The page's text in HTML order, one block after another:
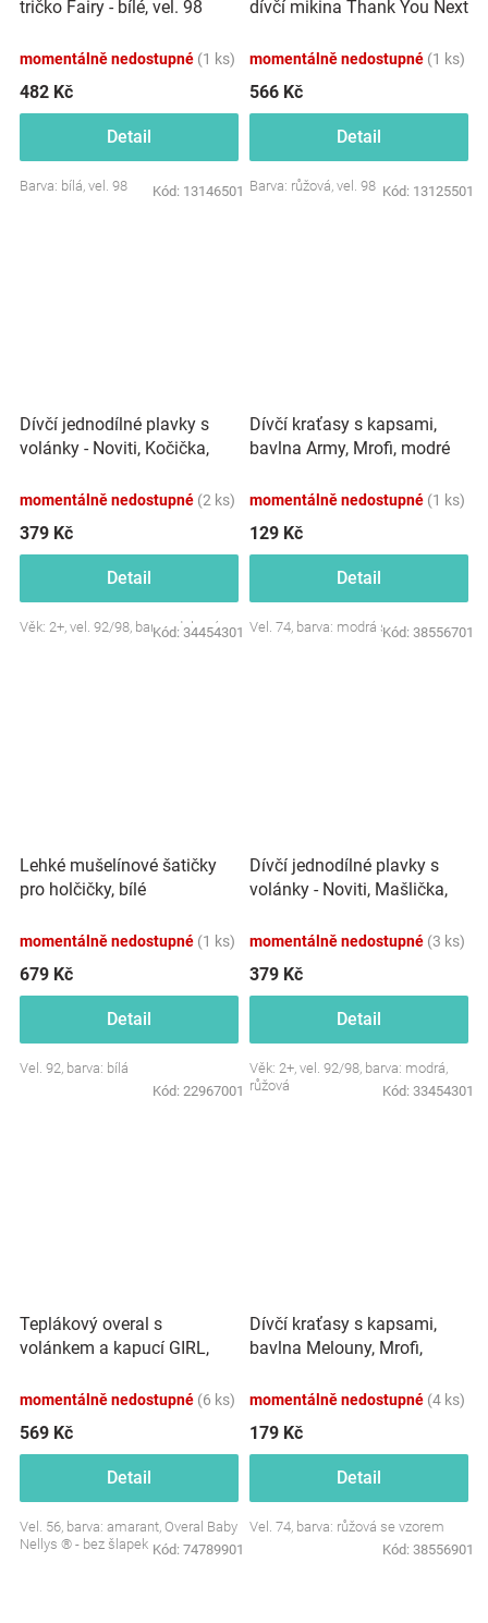
tričko Fairy - bílé, vel. 98
momentálně nedostupné (1 ks)
482 Kč
Detail
Barva: bílá, vel. 98 Kód: 13146501
dívčí mikina Thank You Next
momentálně nedostupné (1 ks)
566 Kč
Detail
Barva: růžová, vel. 98 Kód: 13125501
Dívčí jednodílné plavky s
volánky - Noviti, Kočička,
momentálně nedostupné (2 ks)
379 Kč
Detail
Věk: 2+, vel. 92/98, barva: duhová
Kód: 34454301
Dívčí kraťasy s kapsami,
bavlna Army, Mrofi, modré
momentálně nedostupné (1 ks)
129 Kč
Detail
Vel. 74, barva: modrá se vzorem
Kód: 38556701
Lehké mušelínové šatičky
pro holčičky, bílé
momentálně nedostupné (1 ks)
679 Kč
Detail
Vel. 92, barva: bílá
Kód: 22967001
Dívčí jednodílné plavky s
volánky - Noviti, Mašlička,
momentálně nedostupné (3 ks)
379 Kč
Detail
Věk: 2+, vel. 92/98, barva: modrá,
růžová
Kód: 33454301
Teplákový overal s
volánkem a kapucí GIRL,
momentálně nedostupné (6 ks)
569 Kč
Detail
Vel. 56, barva: amarant, Overal Baby
Nellys ® - bez šlapek Kód: 74789901
Dívčí kraťasy s kapsami,
bavlna Melouny, Mrofi,
momentálně nedostupné (4 ks)
179 Kč
Detail
Vel. 74, barva: růžová se vzorem
Kód: 38556901